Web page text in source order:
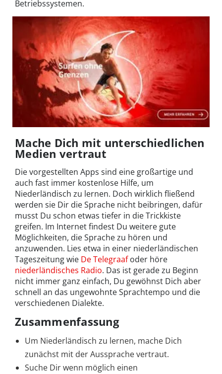
Betriebssystemen.
Mache Dich mit unterschiedlichen
Medien vertraut
Die vorgestellten Apps sind eine großartige und
auch fast immer kostenlose Hilfe, um
Niederländisch zu lernen. Doch wirklich fließend
werden sie Dir die Sprache nicht beibringen, dafür
musst Du schon etwas tiefer in die Trickkiste
greifen. Im Internet findest Du weitere gute
Möglichkeiten, die Sprache zu hören und
anzuwenden. Lies etwa in einer niederländischen
Tageszeitung wie De Telegraafoder höre
niederländisches Radio. Das ist gerade zu Beginn
nicht immer ganz einfach, Du gewöhnst Dich aber
schnell an das ungewohnte Sprachtempo und die
verschiedenen Dialekte.
Zusammenfassung
Um Niederländisch zu lernen, mache Dich
zunächst mit der Aussprache vertraut.
Suche Dir wenn möglich einen